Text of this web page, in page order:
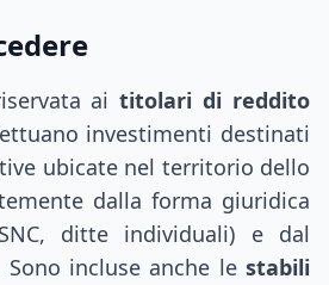
ai titolari di reddito
investimenti destinati
ubicate nel territorio dello
dalla forma giuridica
SNC, ditte individuali) e dal
incluse anche le stabili